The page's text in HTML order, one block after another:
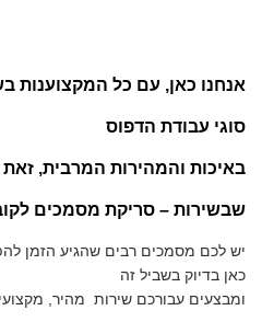
אנחנו כאן, עם כל המקצוענות
סוגי עבודת הדפוס
באיכות והמהירות המרבית, זאת
שבשירות – סריקת מסמכים
יש לכם מסמכים רבים שהגיע הזמן
כאן בדיוק בשביל זה
ומבצעים עבורכם שירות מהיר, מקצועי